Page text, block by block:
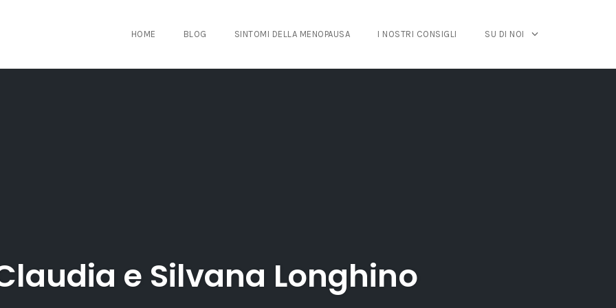
HOME BLOG SINTOMI DELLA MENOPAUSA I NOSTRI CONSIGLI SU DI NOI
e Silvana Longhino